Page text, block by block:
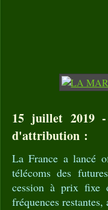
15 juillet 2019
d'attribution :
La France a lancé
télécoms des
cession à prix fixe
fréquences